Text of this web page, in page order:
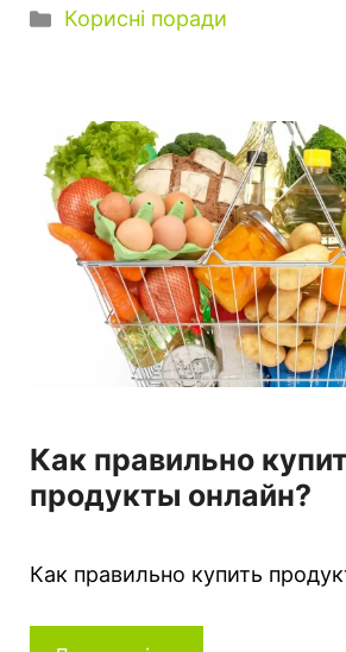
К
г
о
р
і
Корисні поради
Как правильно
продукты онлайн?
Как правильно купить